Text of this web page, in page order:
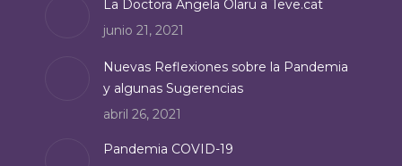
window
La Doctora Angela Olaru a Teve.cat
junio 21, 2021
Nuevas Reflexiones sobre la Pandemia
y algunas Sugerencias
abril 26, 2021
Pandemia COVID-19